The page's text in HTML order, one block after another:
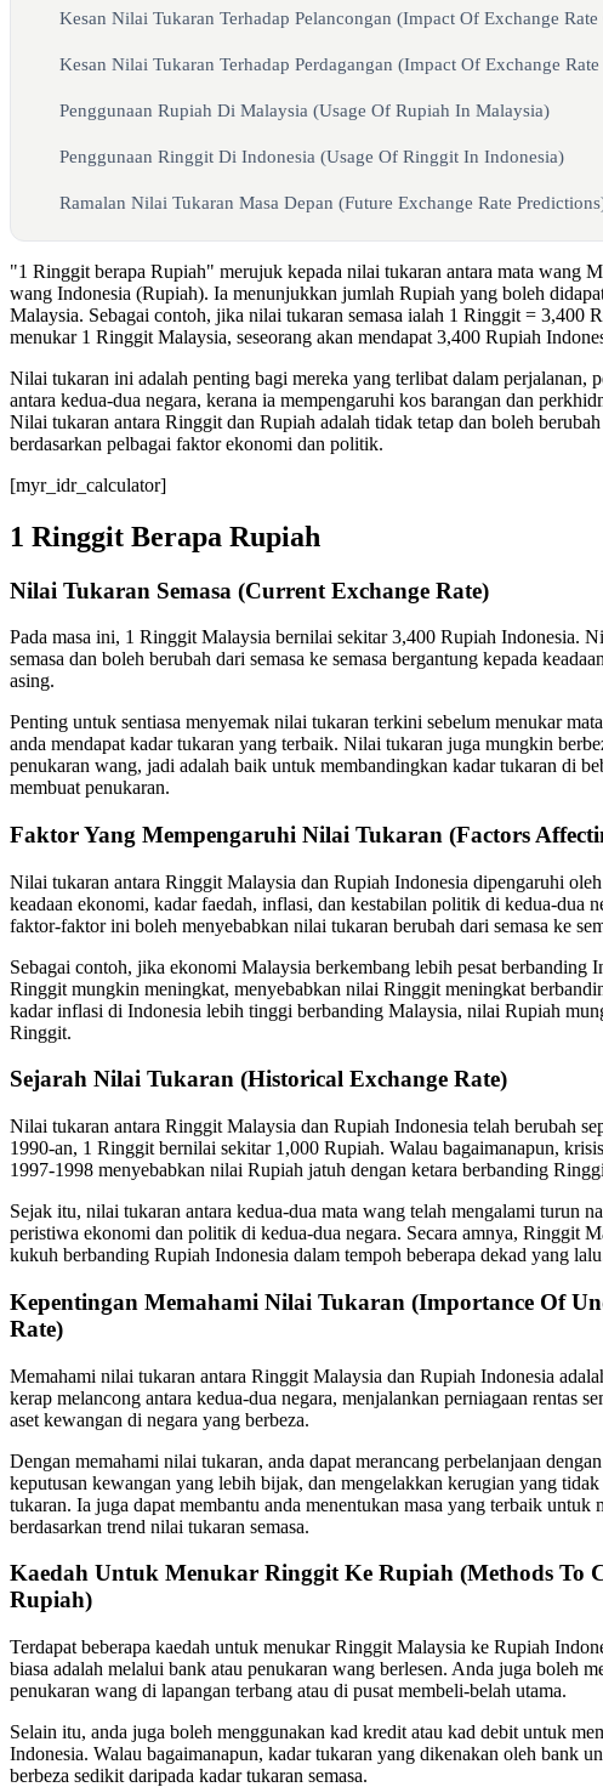
Kesan Nilai Tukaran Terhadap Pelancongan (Impact Of Exchange
Kesan Nilai Tukaran Terhadap Perdagangan (Impact Of Exchange
Penggunaan Rupiah Di Malaysia (Usage Of Rupiah In Malaysia)
Penggunaan Ringgit Di Indonesia (Usage Of Ringgit In Indonesia)
Ramalan Nilai Tukaran Masa Depan (Future Exchange Rate
"1 Ringgit berapa Rupiah" merujuk kepada nilai tukaran antara mata wang
wang Indonesia (Rupiah). Ia menunjukkan jumlah Rupiah yang boleh
Malaysia. Sebagai contoh, jika nilai tukaran semasa ialah 1 Ringgit = 3,400
menukar 1 Ringgit Malaysia, seseorang akan mendapat 3,400 Rupiah
Nilai tukaran ini adalah penting bagi mereka yang terlibat dalam perjalanan,
antara kedua-dua negara, kerana ia mempengaruhi kos barangan dan
Nilai tukaran antara Ringgit dan Rupiah adalah tidak tetap dan boleh berubah
berdasarkan pelbagai faktor ekonomi dan politik.
[myr_idr_calculator]
1 Ringgit Berapa Rupiah
Nilai Tukaran Semasa (Current Exchange Rate)
Pada masa ini, 1 Ringgit Malaysia bernilai sekitar 3,400 Rupiah Indonesia.
semasa dan boleh berubah dari semasa ke semasa bergantung kepada
asing.
Penting untuk sentiasa menyemak nilai tukaran terkini sebelum menukar
anda mendapat kadar tukaran yang terbaik. Nilai tukaran juga mungkin
penukaran wang, jadi adalah baik untuk membandingkan kadar tukaran di
membuat penukaran.
Faktor Yang Mempengaruhi Nilai Tukaran (Factors
Nilai tukaran antara Ringgit Malaysia dan Rupiah Indonesia dipengaruhi
keadaan ekonomi, kadar faedah, inflasi, dan kestabilan politik di kedua-dua
faktor-faktor ini boleh menyebabkan nilai tukaran berubah dari semasa ke
Sebagai contoh, jika ekonomi Malaysia berkembang lebih pesat berbanding
Ringgit mungkin meningkat, menyebabkan nilai Ringgit meningkat
kadar inflasi di Indonesia lebih tinggi berbanding Malaysia, nilai Rupiah
Ringgit.
Sejarah Nilai Tukaran (Historical Exchange Rate)
Nilai tukaran antara Ringgit Malaysia dan Rupiah Indonesia telah berubah
1990-an, 1 Ringgit bernilai sekitar 1,000 Rupiah. Walau bagaimanapun,
1997-1998 menyebabkan nilai Rupiah jatuh dengan ketara berbanding
Sejak itu, nilai tukaran antara kedua-dua mata wang telah mengalami turun
peristiwa ekonomi dan politik di kedua-dua negara. Secara amnya, Ringgit
kukuh berbanding Rupiah Indonesia dalam tempoh beberapa dekad yang
Kepentingan Memahami Nilai Tukaran (Importance Of
Rate)
Memahami nilai tukaran antara Ringgit Malaysia dan Rupiah Indonesia
kerap melancong antara kedua-dua negara, menjalankan perniagaan rentas
aset kewangan di negara yang berbeza.
Dengan memahami nilai tukaran, anda dapat merancang perbelanjaan
keputusan kewangan yang lebih bijak, dan mengelakkan kerugian yang
tukaran. Ia juga dapat membantu anda menentukan masa yang terbaik untuk
berdasarkan trend nilai tukaran semasa.
Kaedah Untuk Menukar Ringgit Ke Rupiah (Methods To
Rupiah)
Terdapat beberapa kaedah untuk menukar Ringgit Malaysia ke Rupiah
biasa adalah melalui bank atau penukaran wang berlesen. Anda juga boleh
penukaran wang di lapangan terbang atau di pusat membeli-belah utama.
Selain itu, anda juga boleh menggunakan kad kredit atau kad debit untuk
Indonesia. Walau bagaimanapun, kadar tukaran yang dikenakan oleh bank
berbeza sedikit daripada kadar tukaran semasa.